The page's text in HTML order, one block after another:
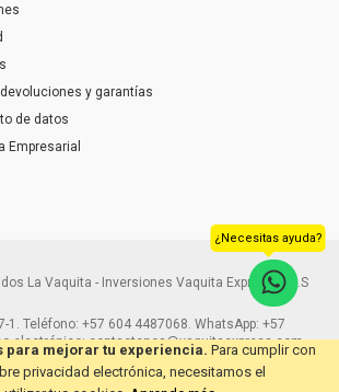
para mejorar tu experiencia. Para cumplir con
privacidad electrónica, necesitamos el
y garantías
de datos
Empresarial
La Vaquita - Inversiones Vaquita Express S.A.S
1. Teléfono: +57 604 4487068. WhatsApp: +57
electrónico: contactenos@vaquitaexpress.com
¿Necesitas ayuda?